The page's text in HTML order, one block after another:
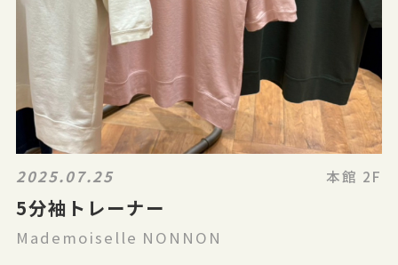
2025.07.25 本館 2F
5分袖トレーナー
Mademoiselle NONNON